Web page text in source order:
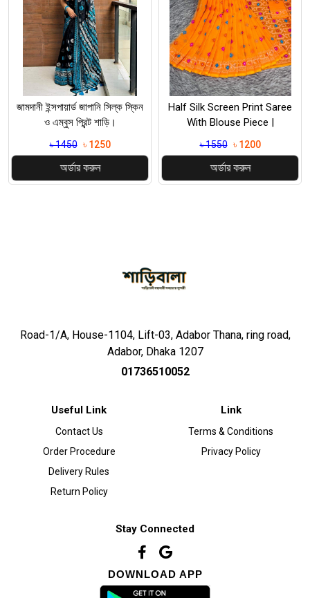
জামদানী ইন্সপায়ার্ড জাপানি সিল্ক স্কিন
ও এম্বুস প্রিন্ট শাড়ি।
৳ 1450 ৳ 1250
অর্ডার করুন
Half Silk Screen Print Saree
With Blouse Piece |
৳ 1550 ৳ 1200
অর্ডার করুন
Road-1/A, House-1104, Lift-03, Adabor Thana, ring road,
Adabor, Dhaka 1207
01736510052
Useful Link
Contact Us
Order Procedure
Delivery Rules
Return Policy
Link
Terms & Conditions
Privacy Policy
Stay Connected
DOWNLOAD APP